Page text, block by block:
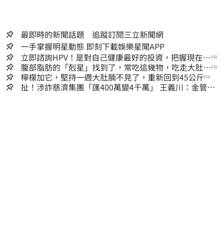
最即時的新聞話題 追蹤訂閱三立新聞網
一手掌握明星動態 即刻下載娛樂星聞APP
立即諮詢HPV！是對自己健康最好的投資，把握現在不
嫌晚！
PR
腹部脂肪的「剋星」找到了，常吃這幾物，吃走大肚
囊，瘦出小蠻腰
PR
檸檬加它，堅持一週大肚腩不見了，重新回到45公斤PR
扯！涉詐慈濟集團「匯400萬變4千萬」 王義川：金管